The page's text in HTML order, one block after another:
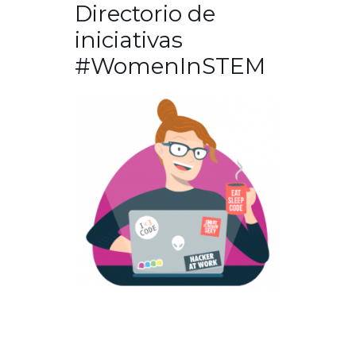
Directorio de
iniciativas
#WomenInSTEM